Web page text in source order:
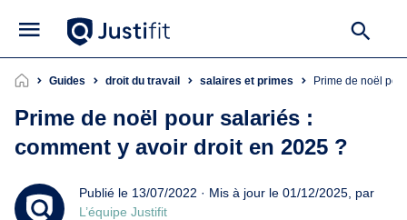
Guides droit du travail salaires et primes Prime de noël
Prime de noël pour salariés :
comment y avoir droit en 2025 ?
Publié le 13/07/2022 · Mis à jour le 01/12/2025, par
L’équipe Justifit